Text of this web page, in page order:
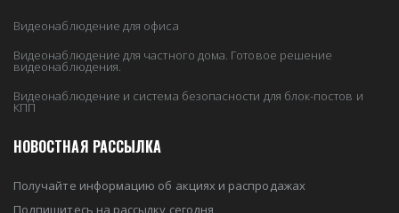
Видеонаблюдение для офиса
Видеонаблюдение для частного дома. Готовое решение
видеонаблюдения.
Видеонаблюдение и система безопасности для блок-постов и
КПП
НОВОСТНАЯ РАССЫЛКА
Получайте информацию об акциях и распродажах
Подпишитесь на рассылку сегодня